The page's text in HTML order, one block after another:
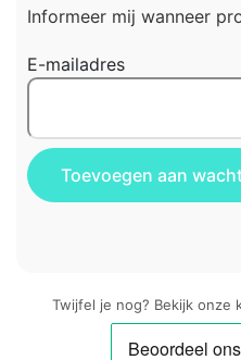
Informeer mij wanneer
E-mailadres
Twijfel je nog? Bekijk onze